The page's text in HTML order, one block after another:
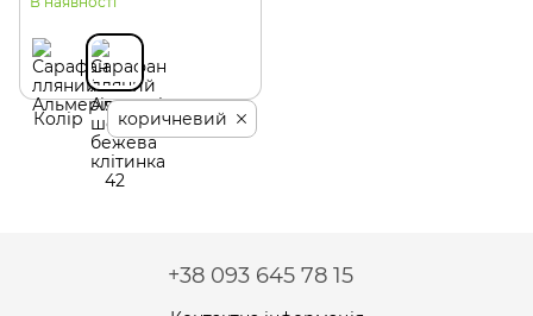
Колір коричневий
+38 093 645 78 15